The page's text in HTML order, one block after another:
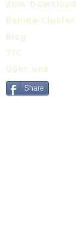
Zum Download
Balnea-Cluster
Blog
TIC
Über uns
Share